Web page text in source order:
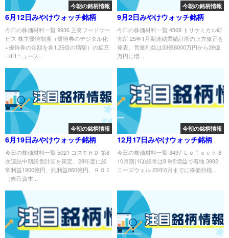
今朝の銘柄情報
6月12日みやけウォッチ銘柄
今日の株価材料一覧 9936 王将フードサー
ビス 株主優待制度（優待券のデジタル化
+優待券の金額を各1.25倍の増額）の拡充
→IRニュース...
今朝の銘柄情報
9月2日みやけウォッチ銘柄
今日の株価材料一覧 4369 トリケミカル研
究所 25年1月期連結業績計画の上方修正を
発表、営業利益は33億8000万円から39億
万円に増...
今朝の銘柄情報
6月19日みやけウォッチ銘柄
今日の株価材料一覧 5021 コスモＨＤ 第8
次連結中期経営計画を策定、28年度に経
常利益1900億円、純利益860億円、ＲＯＥ
（自己資本...
今朝の銘柄情報
12月17日みやけウォッチ銘柄
今日の株価材料一覧 3497 ＬｅＴｅｃｈ 8-
10月期(1Q)経常は8.9倍増益で着地 3992
ニーズウェル 25年6月までに株価目標...